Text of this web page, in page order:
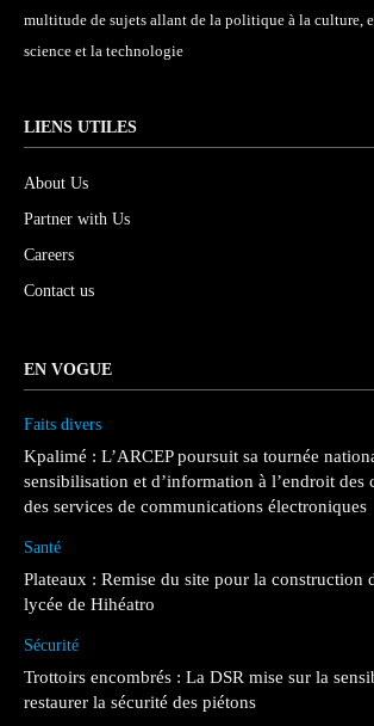
multitude de sujets allant de la politique à la culture,
science et la technologie
LIENS UTILES
About Us
Partner with Us
Careers
Contact us
EN VOGUE
Faits divers
Kpalimé : L’ARCEP poursuit sa tournée
sensibilisation et d’information à l’endroit des
des services de communications électroniques
Santé
Plateaux : Remise du site pour la construction
lycée de Hihéatro
Sécurité
Trottoirs encombrés : La DSR mise sur la
restaurer la sécurité des piétons